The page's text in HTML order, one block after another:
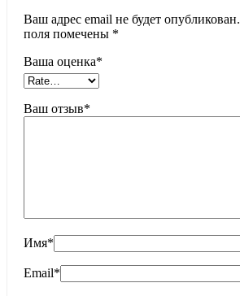
Ваш адрес email не будет опубликован.
поля помечены *
Ваша оценка*
Ваш отзыв*
Имя*
Email*